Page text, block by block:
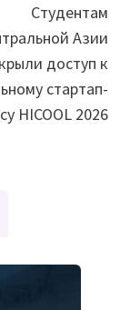
Студентам
Азии
доступ к
стартап-
HICOOL 2026